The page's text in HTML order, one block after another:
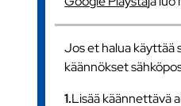
Jos et halua käyttää
käännökset
1.Lisää käännettävä